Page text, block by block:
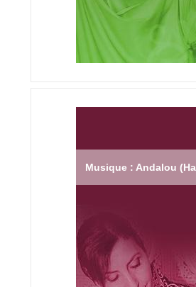
Musique : Andalou